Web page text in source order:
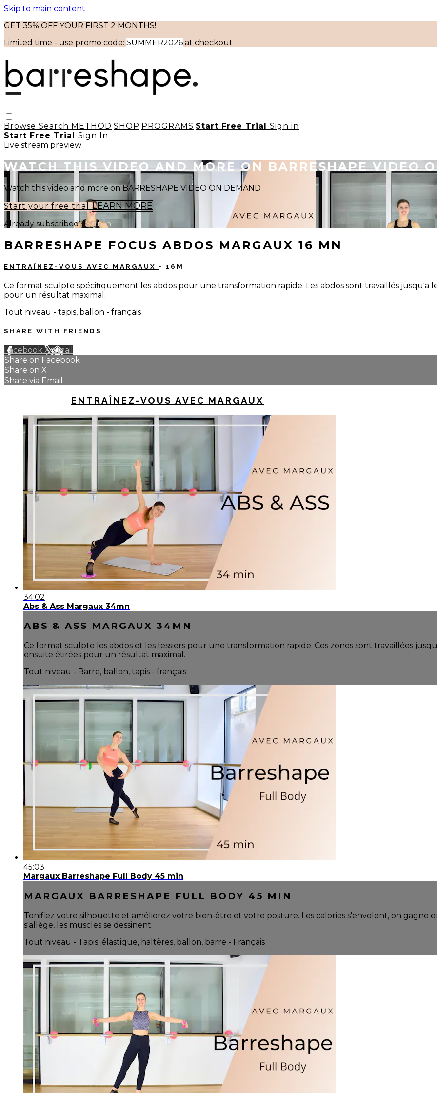
Skip to main content
GET 35% OFF YOUR FIRST 2 MONTHS!
Limited time - use promo code: SUMMER2026 at checkout
Browse Search METHOD SHOP PROGRAMS Start Free Trial Sign in
Start Free Trial Sign In
Live stream preview
WATCH THIS VIDEO AND MORE ON BARRESHAPE VIDEO
Watch this video and more on BARRESHAPE VIDEO ON DEMAND
Start your free trial LEARN MORE
Already subscribed?Sign in
BARRESHAPE FOCUS ABDOS MARGAUX 16 MN
ENTRAÎNEZ-VOUS AVEC MARGAUX • 16M
Ce format sculpte spécifiquement les abdos pour une transformation rapide. Les abdos sont travaillés
pour un résultat maximal.
Tout niveau - tapis, ballon - français
SHARE WITH FRIENDS
Facebook XEmail
Share on Facebook
Share on X
Share via Email
ENTRAÎNEZ-VOUS AVEC MARGAUX
34:02
Abs & Ass Margaux 34mn
ABS & ASS MARGAUX 34MN
Ce format sculpte les abdos et les fessiers pour une transformation rapide. Ces zones sont travaillées
ensuite étirées pour un résultat maximal.
Tout niveau - Barre, ballon, tapis - français
45:03
Margaux Barreshape Full Body 45 min
MARGAUX BARRESHAPE FULL BODY 45 MIN
Tonifiez votre silhouette et améliorez votre bien-être et votre posture. Les calories s'envolent, on gagne
s'allège, les muscles se dessinent.
Tout niveau - Tapis, élastique, haltères, ballon, barre - Français